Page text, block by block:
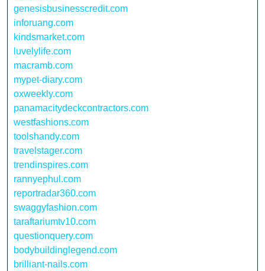
genesisbusinesscredit.com
inforuang.com
kindsmarket.com
luvelylife.com
macramb.com
mypet-diary.com
oxweekly.com
panamacitydeckcontractors.com
westfashions.com
toolshandy.com
travelstager.com
trendinspires.com
rannyephul.com
reportradar360.com
swaggyfashion.com
taraftariumtv10.com
questionquery.com
bodybuildinglegend.com
brilliant-nails.com